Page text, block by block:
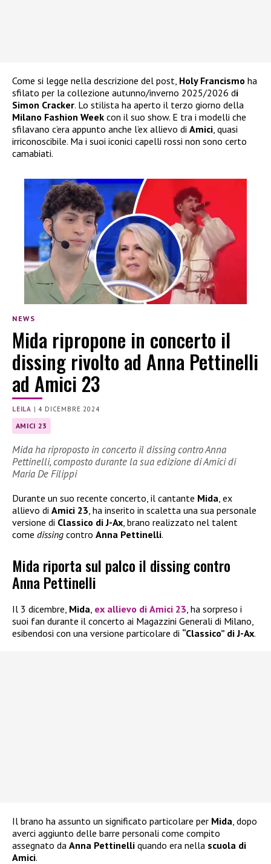
Come si legge nella descrizione del post, Holy Francismo ha
sfilato per la collezione autunno/inverno 2025/2026 di
Simon Cracker. Lo stilista ha aperto il terzo giorno della
Milano Fashion Week con il suo show. E tra i modelli che
sfilavano c’era appunto anche l’ex allievo di Amici, quasi
irriconoscibile. Ma i suoi iconici capelli rossi non sono certo
camabiati.
NEWS
Mida ripropone in concerto il
dissing rivolto ad Anna Pettinelli
ad Amici 23
LEILA |4 DICEMBRE 2024
AMICI 23
Mida ha riproposto in concerto il dissing contro Anna
Pettinelli, composto durante la sua edizione di Amici di
Maria De Filippi
Durante un suo recente concerto, il cantante Mida, ex
allievo di Amici 23, ha inserito in scaletta una sua personale
versione di Classico di J-Ax, brano realizzato nel talent
come dissing contro Anna Pettinelli.
Mida riporta sul palco il dissing contro
Anna Pettinelli
Il 3 dicembre, Mida ex allievo di Amici 23 , ha sorpreso i
suoi fan durante il concerto ai Magazzini Generali di Milano,
esibendosi con una versione particolare di “Classico” di J-Ax.
Il brano ha assunto un significato particolare per Mida , dopo
averci aggiunto delle barre personali come compito
assegnato da Anna Pettinelli quando era nella scuola di
Amici.